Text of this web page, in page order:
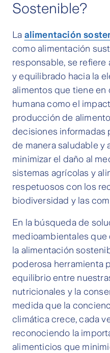
Sostenible?
La alimentación
como alimentación
responsable, se
y equilibrado hacia la
alimentos que tiene en
humana como el
producción de
decisiones informadas
de manera saludable y
minimizar el daño al
sistemas agrícolas y
respetuosos con los
biodiversidad y las
En la búsqueda de
medioambientales que
la alimentación
poderosa herramienta
equilibrio entre
nutricionales y la
medida que la
climática crece, cada
reconociendo la
alimenticios que